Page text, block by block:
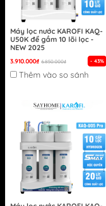
Máy lọc nước KAROFI KAQ-
U50K để gầm 10 lõi lọc -
NEW 2025
3.910.000₫ 6.850.000₫ - 43%
Thêm vào so sánh